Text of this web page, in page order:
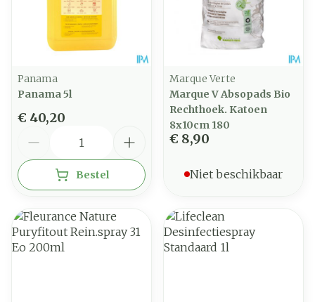
Panama
Panama 5l
€ 40,20
Bestel
Marque Verte
Marque V Absopads Bio
Rechthoek. Katoen
8x10cm 180
€ 8,90
Niet beschikbaar